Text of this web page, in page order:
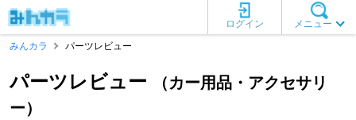
メニュー
ログイン
みんカラ
パーツレビュー
パーツレビュー
（カー用品・アクセサリ
ー）